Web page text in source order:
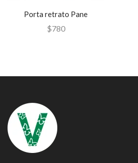
Porta retrato Pane
$780